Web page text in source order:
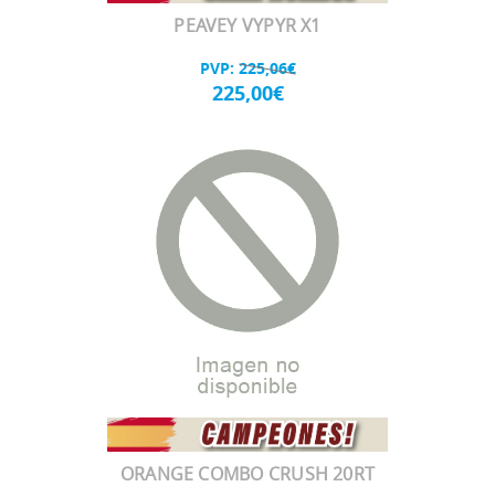
PEAVEY VYPYR X1
PVP: 225,06€
225,00€
ORANGE COMBO CRUSH 20RT